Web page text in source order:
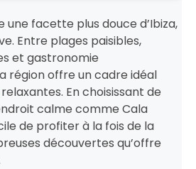
une facette plus douce d’Ibiza,
Entre plages paisibles,
et gastronomie
région offre un cadre idéal
relaxantes. En choisissant de
calme comme Cala
de profiter à la fois de la
découvertes qu’offre